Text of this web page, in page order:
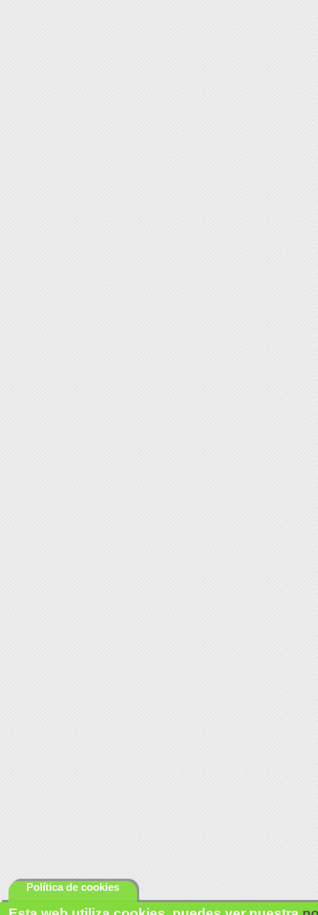
Política de cookies